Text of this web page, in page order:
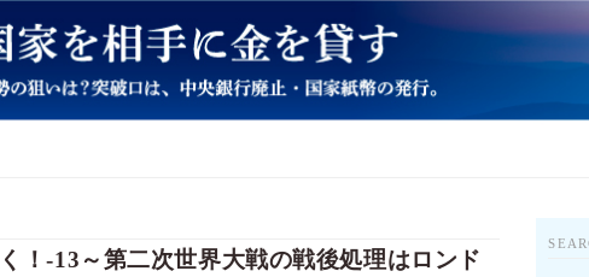
！-13～第二次世界大戦の戦後処理はロンド